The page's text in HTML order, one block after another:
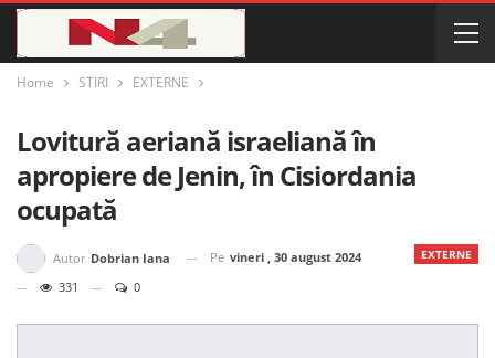
Home STIRI EXTERNE
Lovitură aeriană israeliană în
apropiere de Jenin, în Cisiordania
ocupată
EXTERNE
Autor Dobrian Iana Pe vineri , 30 august 2024
331
0